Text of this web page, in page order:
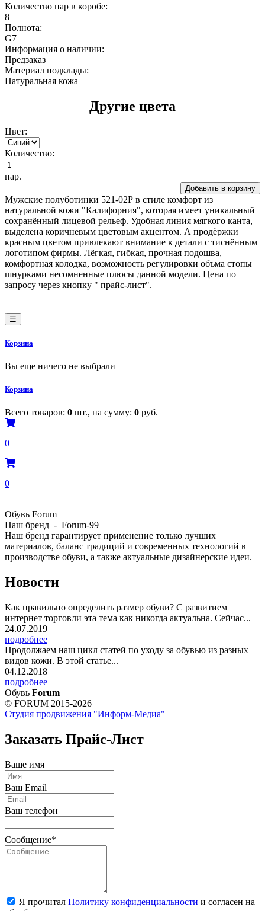
Количество пар в коробе:
8
Полнота:
G7
Информация о наличии:
Предзаказ
Материал подклады:
Натуральная кожа
Другие цвета
Цвет:
Количество:
пар.
Добавить в корзину
Мужские полуботинки 521-02Р в стиле комфорт из
натуральной кожи "Калифорния", которая имеет уникальный
сохранённый лицевой рельеф. Удобная линия мягкого канта,
выделена коричневым цветовым акцентом. А продёржки
красным цветом привлекают внимание к детали с тиснённым
логотипом фирмы. Лёгкая, гибкая, прочная подошва,
комфортная колодка, возможность регулировки объма стопы
шнурками несомненные плюсы данной модели. Цена по
запросу через кнопку " прайс-лист".
☰
Корзина
Вы еще ничего не выбрали
Корзина
Всего товаров: 0 шт., на сумму: 0 руб.
0
0
Обувь Forum
Наш бренд - Forum-99
Наш бренд гарантирует применение только лучших
материалов, баланс традиций и современных технологий в
производстве обуви, а также актуальные дизайнерские идеи.
Новости
Как правильно определить размер обуви? С развитием
интернет торговли эта тема как никогда актуальна. Сейчас...
24.07.2019
подробнее
Продолжаем наш цикл статей по уходу за обувью из разных
видов кожи. В этой статье...
04.12.2018
подробнее
Обувь Forum
© FORUM 2015-2026
Студия продвижения "Информ-Медиа"
Заказать Прайс-Лист
Ваше имя
Ваш Email
Ваш телефон
Сообщение*
Я прочитал Политику конфиденциальности и согласен на